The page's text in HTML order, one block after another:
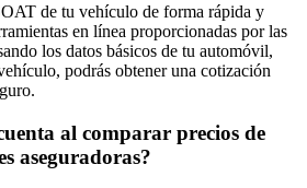
de tu vehículo de forma rápida y
en línea proporcionadas por las
los datos básicos de tu automóvil,
podrás obtener una cotización
al comparar precios de
aseguradoras?